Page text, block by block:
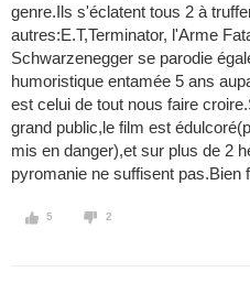
genre.Ils s'éclatent tous 2 à
autres:E.T,Terminator, l'Arme
Schwarzenegger se parodie
humoristique entamée 5 ans
est celui de tout nous faire
grand public,le film est
mis en danger),et sur plus de 2
pyromanie ne suffisent pas.Bien
5 2